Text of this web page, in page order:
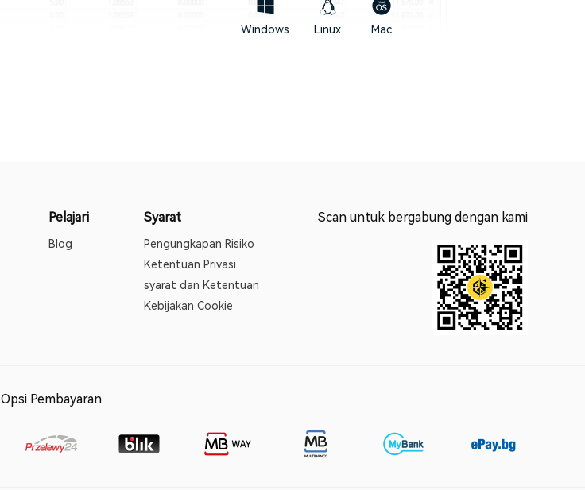
Windows Linux Mac
Pelajari
Blog
Syarat
Pengungkapan Risiko
Ketentuan Privasi
syarat dan Ketentuan
Kebijakan Cookie
Scan untuk bergabung dengan kami
Opsi Pembayaran